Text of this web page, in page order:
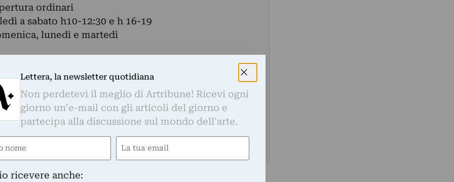
ordinari
a sabato h10-12:30 e h 16-19
lunedì e martedì
personale
Lettera, la newsletter quotidiana
Non perdetevi il meglio di Artribune! Ricevi ogni
giorno un'e-mail con gli articoli del giorno e
partecipa alla discussione sul mondo dell'arte.
Email
ricevere anche: